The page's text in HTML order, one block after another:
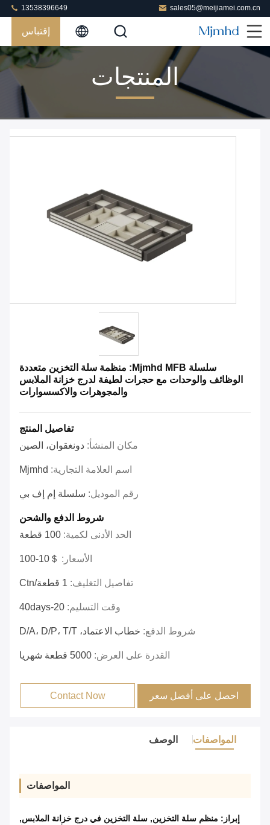
sales05@meijiamei.com.cn
13538396649
إقتباس
المنتجات
سلسلة Mjmhd MFB: منظمة سلة التخزين متعددة
الوظائف والوحدات مع حجرات لطيفة لدرج خزانة الملابس
والمجوهرات والاكسسوارات
تفاصيل المنتج
مكان المنشأ: دونغقوان، الصين
اسم العلامة التجارية: Mjmhd
رقم الموديل: سلسلة إم إف بي
شروط الدفع والشحن
الحد الأدنى لكمية: 100 قطعة
الأسعار: ＄10-100
تفاصيل التغليف: 1 قطعة/ctn
وقت التسليم: 20-40days
شروط الدفع: خطاب الاعتماد، D/A، D/P، T/T
القدرة على العرض: 5000 قطعة شهريا
احصل على أفضل سعر Contact Now
المواصفات الوصف
المواصفات
إبراز: منظم سلة التخزين, سلة التخزين في درج خزانة الملابس,